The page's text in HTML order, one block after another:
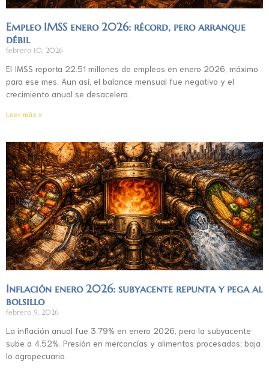
Empleo IMSS enero 2026: récord, pero arranque
débil
febrero 10, 2026
El IMSS reporta 22.51 millones de empleos en enero 2026, máximo
para ese mes. Aun así, el balance mensual fue negativo y el
crecimiento anual se desacelera.
Leer más »
Inflación enero 2026: subyacente repunta y pega al
bolsillo
febrero 9, 2026
La inflación anual fue 3.79% en enero 2026, pero la subyacente
sube a 4.52%. Presión en mercancías y alimentos procesados; baja
lo agropecuario.